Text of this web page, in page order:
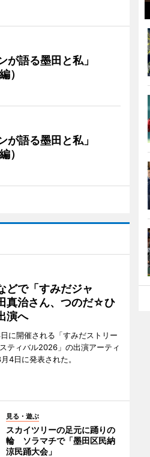
が語る墨田と私」
）
が語る墨田と私」
）
どで「すみだジャ
真治さん、つのだ☆ひ
演へ
に開催される「すみだストリー
ティバル2026」の出演アーティ
4日に発表された。
見る・遊ぶ
スカイツリーの足元に踊りの
輪 ソラマチで「墨田区民納
涼民踊大会」